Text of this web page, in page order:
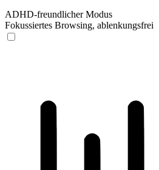
ADHD-freundlicher Modus
Fokussiertes Browsing, ablenkungsfrei